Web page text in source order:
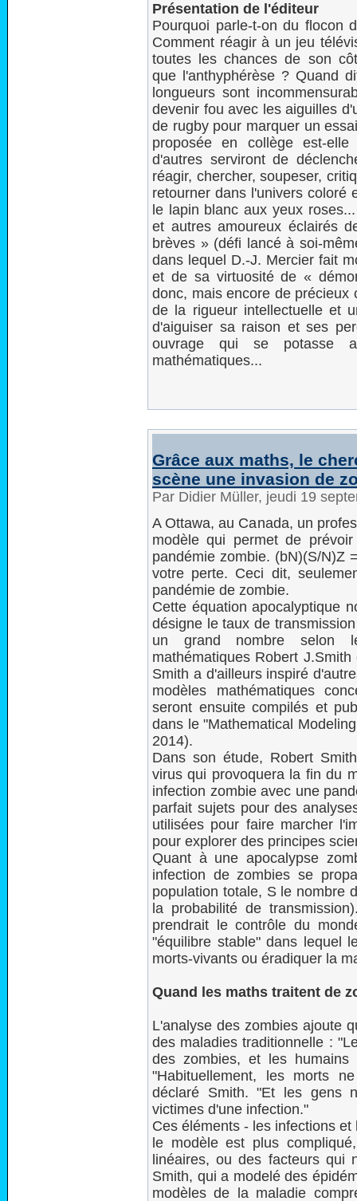
Présentation de l'éditeur
Pourquoi parle-t-on du flocon
Comment réagir à un jeu
toutes les chances de son
que l'anthyphérèse ? Quand
longueurs sont
devenir fou avec les aiguilles
de rugby pour marquer un
proposée en collège est-
d'autres serviront de
réagir, chercher, soupeser,
retourner dans l'univers coloré
le lapin blanc aux yeux
et autres amoureux éclairés
brèves » (défi lancé à soi-
dans lequel D.-J. Mercier fait
et de sa virtuosité de «
donc, mais encore de précieux
de la rigueur intellectuelle et
d'aiguiser sa raison et ses
ouvrage qui se potasse
mathématiques...
Grâce aux maths, le
scène une invasion de
Par Didier Müller, jeudi 19
A Ottawa, au Canada, un
modèle qui permet de
pandémie zombie. (bN)(S/N)Z
votre perte. Ceci dit,
pandémie de zombie.
Cette équation apocalyptique
désigne le taux de
un grand nombre selon
mathématiques Robert
Smith a d'ailleurs inspiré
modèles mathématiques
seront ensuite compilés et
dans le "Mathematical
2014).
Dans son étude, Robert
virus qui provoquera la fin du
infection zombie avec une
parfait sujets pour des
utilisées pour faire marcher
pour explorer des principes
Quant à une apocalypse
infection de zombies se
population totale, S le nombre
la probabilité de
prendrait le contrôle du
"équilibre stable" dans lequel
morts-vivants ou éradiquer la
Quand les maths traitent de
L'analyse des zombies ajoute
des maladies traditionnelle :
des zombies, et les humains
"Habituellement, les morts
déclaré Smith. "Et les gens
victimes d'une infection."
Ces éléments - les infections
le modèle est plus
linéaires, ou des facteurs qui
Smith, qui a modelé des
modèles de la maladie